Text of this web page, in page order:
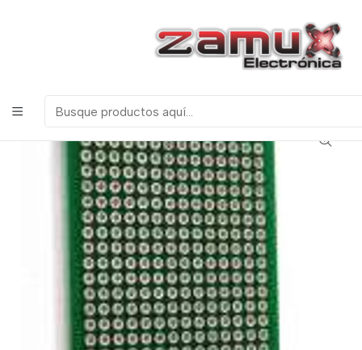
ELECTRONICOS, ROBOTICA & TECNOLOGIA
Miscelanea
Baquelas
BAQUELA DOBLE CARA VERDE 5CM X 7CM